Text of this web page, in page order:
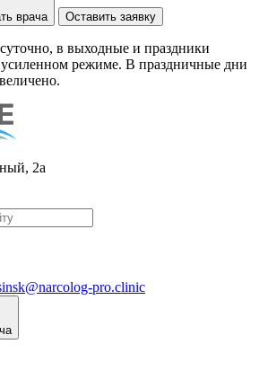
врача Оставить заявку
в выходные и праздники
режиме. В праздничные дни
2а
pro.clinic